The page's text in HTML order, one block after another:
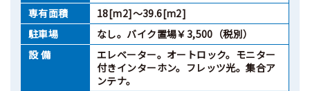
専有面積
18[m2]～39.6[m2]
駐車場
なし。バイク置場￥3,500（税別）
設 備
エレベーター。オートロック。モニター
付きインターホン。フレッツ光。集合ア
ンテナ。